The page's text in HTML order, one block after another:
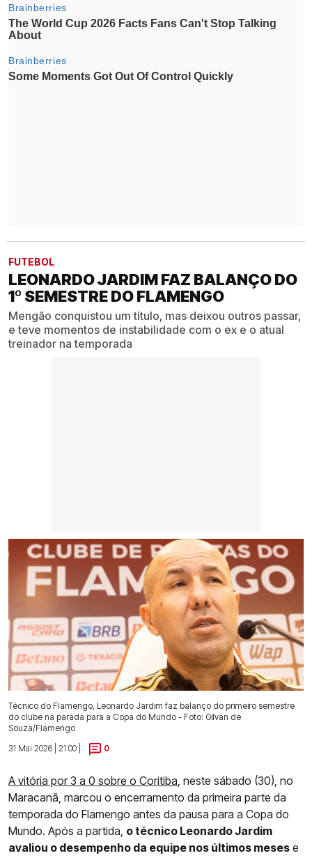
FUTEBOL
LEONARDO JARDIM FAZ BALANÇO DO
1º SEMESTRE DO FLAMENGO
Mengão conquistou um título, mas deixou outros passar,
e teve momentos de instabilidade com o ex e o atual
treinador na temporada
Técnico do Flamengo, Leonardo Jardim faz balanço do primeiro semestre
do clube na parada para a Copa do Mundo - Foto: Gilvan de
Souza/Flamengo
31 Mai 2026 | 21:00 |
0
A vitória por 3 a 0 sobre o Coritiba , neste sábado (30), no
Maracanã, marcou o encerramento da primeira parte da
temporada do Flamengo antes da pausa para a Copa do
Mundo. Após a partida, o técnico Leonardo Jardim
avaliou o desempenho da equipe nos últimos meses e